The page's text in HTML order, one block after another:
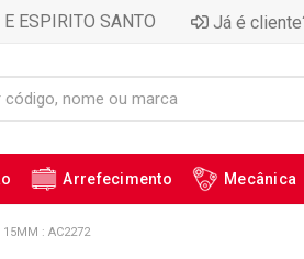
ESPIRITO SANTO Já é
Arrefecimento Mecânica
15MM : AC2272